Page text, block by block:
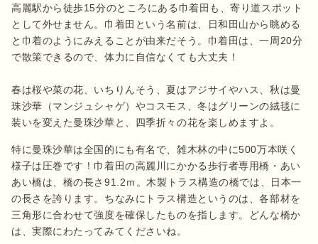
高麗駅から徒歩15分のところにある巾着田も、寄り道スポット
として外せません。巾着田という名前は、日和田山から眺める
と巾着のようにみえることが由来だそう。巾着田は、一周20分
で散策できるので、体力に自信なくても大丈夫！
春は桜や菜の花、いちりんそう、夏はアジサイやハス、秋は曼
珠沙華（マンジュシャゲ）やコスモス、冬はグリーンの絨毯に
特に曼珠沙華は全国的にも有名で、雑木林の中に500万本咲く
様子は圧巻です！巾着田の高麗川にかかる歩行者専用橋・あい
あい橋は、橋の長さ91.2ｍ。木製トラス構造の橋では、日本一
の長さを誇ります。ちなみにトラス構造というのは、各部材を
三角形に合わせて強度を確保したものを指します。どんな橋か
は、実際にわたってみてくださいね。